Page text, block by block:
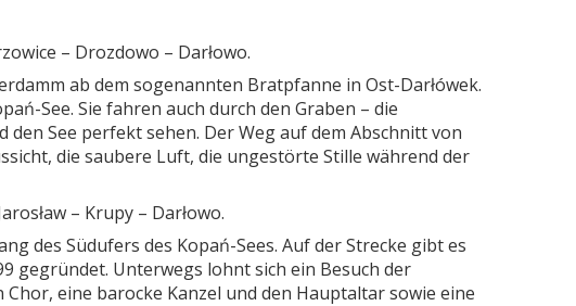
– Drozdowo – Darłowo.
ab dem sogenannten Bratpfanne in Ost-Darłówek.
See. Sie fahren auch durch den Graben – die
See perfekt sehen. Der Weg auf dem Abschnitt von
die saubere Luft, die ungestörte Stille während der
– Krupy – Darłowo.
des Südufers des Kopań-Sees. Auf der Strecke gibt es
gegründet. Unterwegs lohnt sich ein Besuch der
eine barocke Kanzel und den Hauptaltar sowie eine